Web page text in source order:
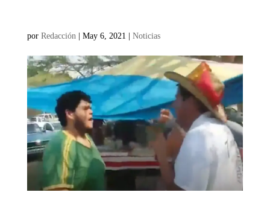
por Redacción | May 6, 2021 | Noticias